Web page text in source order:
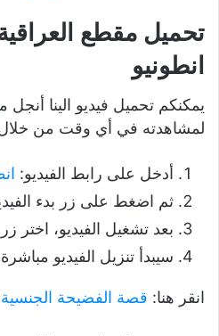
تحميل مقطع
انطونيو
يمكنكم تحميل فيديو الينا أنجل
لمشاهدته في أي وقت من
أدخل على رابط الفيديو:
ثم اضغط على زر بدء
بعد تشغيل الفيديو، اختر زر
سيبدأ تنزيل الفيديو
انقر هنا: قصة الفضيحة